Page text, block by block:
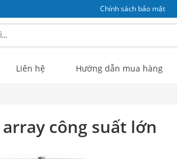
Chính sách bảo mật
Liên hệ Hướng dẫn mua hàng
công suất lớn